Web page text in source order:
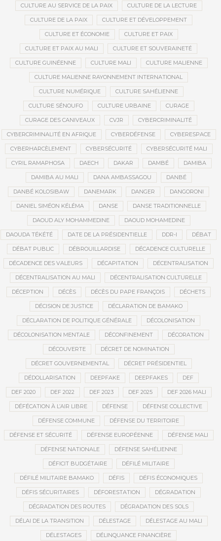
CULTURE AU SERVICE DE LA PAIX CULTURE DE LA LECTURE
CULTURE DE LA PAIX CULTURE ET DÉVELOPPEMENT
CULTURE ET ÉCONOMIE CULTURE ET PAIX
CULTURE ET PAIX AU MALI CULTURE ET SOUVERAINETÉ
CULTURE GUINÉENNE CULTURE MALI CULTURE MALIENNE
CULTURE MALIENNE RAYONNEMENT INTERNATIONAL
CULTURE NUMÉRIQUE CULTURE SAHÉLIENNE
CULTURE SÉNOUFO CULTURE URBAINE CURAGE
CURAGE DES CANIVEAUX CVJR CYBERCRIMINALITÉ
CYBERCRIMINALITÉ EN AFRIQUE CYBERDÉFENSE CYBERESPACE
CYBERHARCÈLEMENT CYBERSÉCURITÉ CYBERSÉCURITÉ MALI
CYRIL RAMAPHOSA DAECH DAKAR DAMBÉ DAMIBA
DAMIBA AU MALI DANA AMBASSAGOU DANBÉ
DANBÉ KOLOSIBAW DANEMARK DANGER DANGORONI
DANIEL SIMÉON KÉLÉMA DANSE DANSE TRADITIONNELLE
DAOUD ALY MOHAMMEDINE DAOUD MOHAMEDINE
DAOUDA TÉKÉTÉ DATE DE LA PRÉSIDENTIELLE DDR-I DÉBAT
DÉBAT PUBLIC DÉBROUILLARDISE DÉCADENCE CULTURELLE
DÉCADENCE DES VALEURS DÉCAPITATION DÉCENTRALISATION
DÉCENTRALISATION AU MALI DÉCENTRALISATION CULTURELLE
DÉCEPTION DÉCÈS DÉCÈS DU PAPE FRANÇOIS DÉCHETS
DÉCISION DE JUSTICE DÉCLARATION DE BAMAKO
DÉCLARATION DE POLITIQUE GÉNÉRALE DÉCOLONISATION
DÉCOLONISATION MENTALE DÉCONFINEMENT DÉCORATION
DÉCOUVERTE DÉCRET DE NOMINATION
DÉCRET GOUVERNEMENTAL DÉCRET PRÉSIDENTIEL
DÉDOLLARISATION DEEPFAKE DEEPFAKES DEF
DEF 2020 DEF 2022 DEF 2023 DEF 2025 DEF 2026 MALI
DÉFÉCATION À L’AIR LIBRE DÉFENSE DÉFENSE COLLECTIVE
DÉFENSE COMMUNE DÉFENSE DU TERRITOIRE
DÉFENSE ET SÉCURITÉ DÉFENSE EUROPÉENNE DÉFENSE MALI
DÉFENSE NATIONALE DÉFENSE SAHÉLIENNE
DÉFICIT BUDGÉTAIRE DÉFILÉ MILITAIRE
DÉFILÉ MILITAIRE BAMAKO DÉFIS DÉFIS ÉCONOMIQUES
DÉFIS SÉCURITAIRES DÉFORESTATION DÉGRADATION
DÉGRADATION DES ROUTES DÉGRADATION DES SOLS
DÉLAI DE LA TRANSITION DÉLESTAGE DÉLESTAGE AU MALI
DÉLESTAGES DÉLINQUANCE FINANCIÈRE